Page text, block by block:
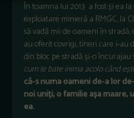
În toamna lui 2013 a fost și ea
exploatare minieră a RMGC, la
să vadă mii de oameni în
au oferit covrigi, tineri care i-au
din bloc pe stradă și-o
cum le bate inima acolo când
că-s numa oameni de-a lor
noi uniți, o familie așa maare,
ea.